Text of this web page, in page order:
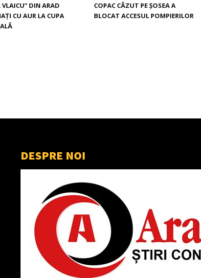
VLAICU” DIN ARAD
CU AUR LA CUPA
COPAC CĂZUT PE ȘOSEA A
BLOCAT ACCESUL POMPIERILOR
DESPRE NOI